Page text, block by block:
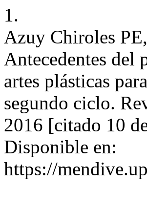
1.
Azuy Chiroles
Antecedentes del
artes plásticas
segundo ciclo.
2016 [citado 10
Disponible en:
https://